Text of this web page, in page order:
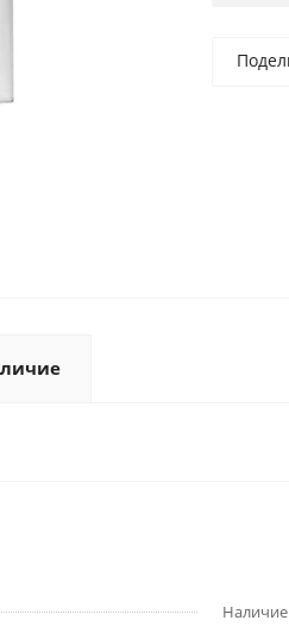
Наличие